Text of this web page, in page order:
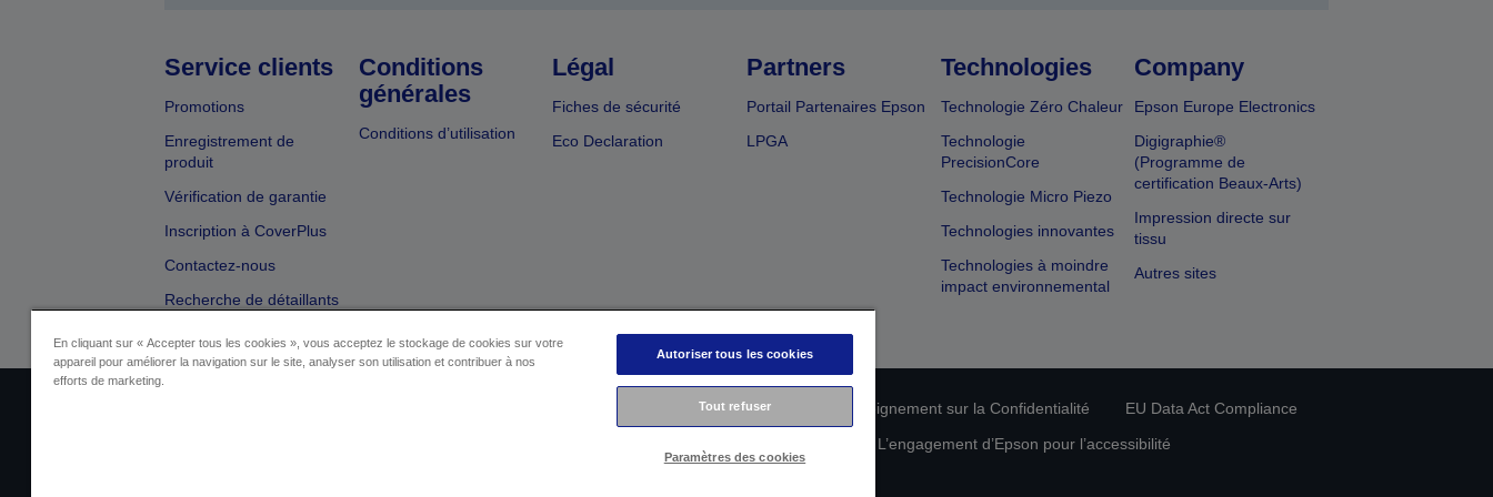
Service clients
Promotions
Enregistrement de
produit
Vérification de garantie
Inscription à CoverPlus
Contactez-nous
Recherche de détaillants
Conditions
générales
Conditions d’utilisation
Légal
Fiches de sécurité
Eco Declaration
Partners
Portail Partenaires Epson
LPGA
Technologies
Technologie Zéro Chaleur
Technologie
PrecisionCore
Technologie Micro Piezo
Technologies innovantes
Technologies à moindre
impact environnemental
Company
Epson Europe Electronics
Digigraphie®
(Programme de
certification Beaux-Arts)
Impression directe sur
tissu
Autres sites
Déclaration de Renseignement sur la Confidentialité
EU Data Act Compliance
L’engagement d’Epson pour l’accessibilité
En cliquant sur « Accepter tous les cookies », vous acceptez le stockage de cookies sur votre
appareil pour améliorer la navigation sur le site, analyser son utilisation et contribuer à nos
efforts de marketing.
Autoriser tous les cookies
Tout refuser
Paramètres des cookies